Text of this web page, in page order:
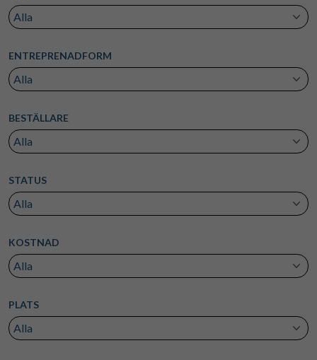
ENTREPRENADFORM
BESTÄLLARE
STATUS
KOSTNAD
PLATS